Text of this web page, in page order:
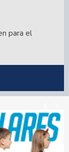
el sueño de
le ganó